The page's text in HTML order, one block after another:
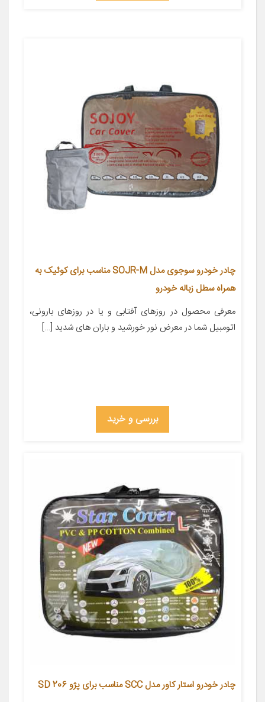
چادر خودرو سوجوی مدل SOJR-M مناسب برای کوئیک به
همراه سطل زباله خودرو
معرفی محصول در روزهای آفتابی و یا در روزهای بارونی،
اتومبیل شما در معرض نور خورشید و باران های شدید […]
بررسی و خرید
چادر خودرو استار کاور مدل SCC مناسب برای پژو 206 SD